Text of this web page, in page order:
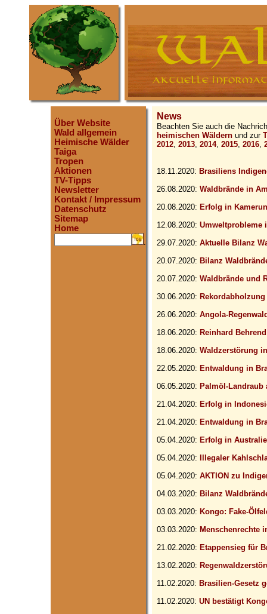
Über Website
Wald allgemein
Heimische Wälder
Taiga
Tropen
Aktionen
TV-Tipps
Newsletter
Kontakt / Impressum
Datenschutz
Sitemap
Home
.
News
Beachten Sie auch die
heimischen Wäldern und zur
2012, 2013, 2014, 2015, 2016,
18.11.2020: Brasiliens
26.08.2020: Waldbrände in
20.08.2020: Erfolg in Kamerun
12.08.2020: Umweltprobleme
29.07.2020: Aktuelle Bilanz
20.07.2020: Bilanz
20.07.2020: Waldbrände und
30.06.2020:
26.06.2020: Angola-
18.06.2020: Reinhard
18.06.2020: Waldzerstörung
22.05.2020: Entwaldung in
06.05.2020: Palmöl-Landraub
21.04.2020: Erfolg in
21.04.2020: Entwaldung in
05.04.2020: Erfolg in
05.04.2020:
Illegaler
05.04.2020: AKTION zu
04.03.2020: Bilanz
03.03.2020: Kongo: Fake-
03.03.2020: Menschenrechte
21.02.2020: Etappensieg für
13.02.2020:
11.02.2020: Brasilien-Gesetz
11.02.2020: UN bestätigt